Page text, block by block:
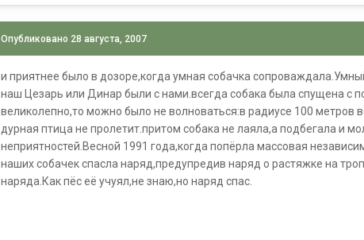
Опубликовано 28 августа, 2007
и приятнее было в дозоре,когда умная собачка
наш Цезарь или Динар были с нами.всегда собака была спущена с
великолепно,то можно было не волноваться:в радиусе 100 метров
дурная птица не пролетит.притом собака не лаяла,а подбегала и
неприятностей.Весной 1991 года,когда попёрла массовая
наших собачек спасла наряд,предупредив наряд о растяжке на
наряда.Как пёс её учуял,не знаю,но наряд спас.